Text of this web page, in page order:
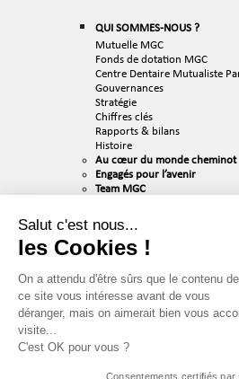
QUI SOMMES-NOUS ?
Mutuelle MGC
Fonds de dotation MGC
Centre Dentaire Mutualiste
Gouvernances
Stratégie
Chiffres clés
Rapports & bilans
Histoire
Au cœur du monde cheminot
Engagés pour l’avenir
Team MGC
RECRUTEMENT
Nos valeurs
Nos offres d’emploi
PUBLICATIONS & MÉDIAS
PARTENAIRES
Salut c'est nous...
les Cookies !
On a attendu d'être sûrs que le contenu de
ce site vous intéresse avant de vous
déranger, mais on aimerait bien vous
visite...
C'est OK pour vous ?
Consentements certifiés par